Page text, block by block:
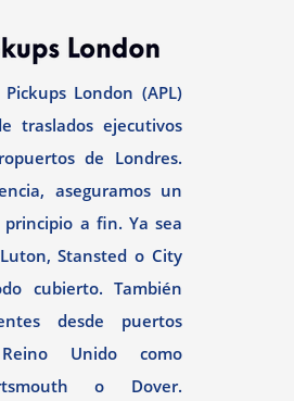
London (APL)
traslados ejecutivos
de Londres.
aseguramos un
a fin. Ya sea
Stansted o City
cubierto. También
desde puertos
Unido como
o Dover.